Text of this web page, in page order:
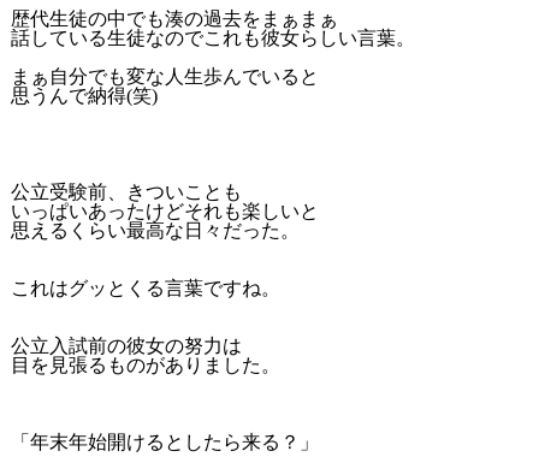
歴代生徒の中でも湊の過去をまぁまぁ
話している生徒なのでこれも彼女らしい言葉。
まぁ自分でも変な人生歩んでいると
思うんで納得(笑)
公立受験前、きついことも
いっぱいあったけどそれも楽しいと
思えるくらい最高な日々だった。
これはグッとくる言葉ですね。
公立入試前の彼女の努力は
目を見張るものがありました。
「年末年始開けるとしたら来る？」